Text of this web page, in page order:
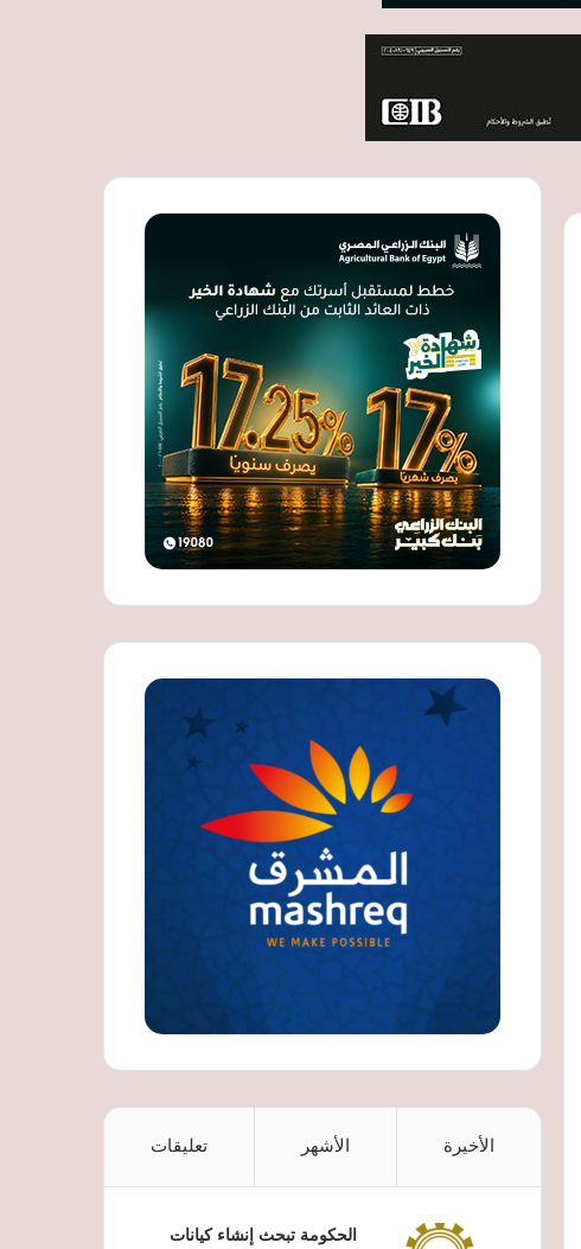
الأخيرة الأشهر تعليقات
الحكومة تبحث إنشاء كيانات